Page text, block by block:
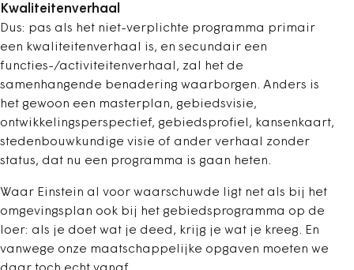
Kwaliteitenverhaal
Dus: pas als het niet-verplichte programma primair
een kwaliteitenverhaal is, en secundair een
functies-/activiteitenverhaal, zal het de
samenhangende benadering waarborgen. Anders is
het gewoon een masterplan, gebiedsvisie,
ontwikkelingsperspectief, gebiedsprofiel, kansenkaart,
stedenbouwkundige visie of ander verhaal zonder
status, dat nu een programma is gaan heten.
Waar Einstein al voor waarschuwde ligt net als bij het
omgevingsplan ook bij het gebiedsprogramma op de
loer: als je doet wat je deed, krijg je wat je kreeg. En
vanwege onze maatschappelijke opgaven moeten we